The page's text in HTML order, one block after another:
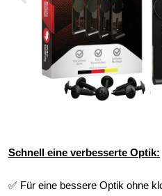
Schnell eine verbesserte Optik:
✅ Für eine bessere Optik ohne